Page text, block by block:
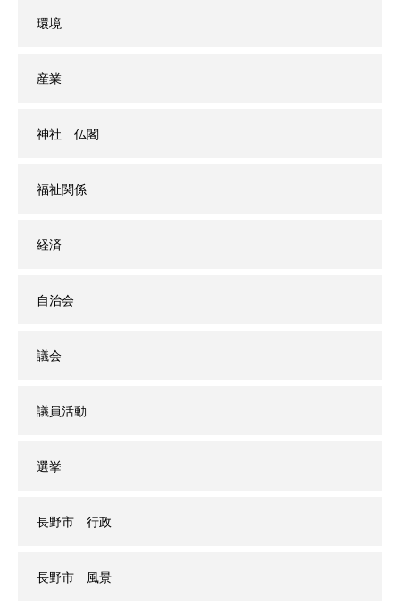
環境
産業
神社 仏閣
福祉関係
経済
自治会
議会
議員活動
選挙
長野市 行政
長野市 風景